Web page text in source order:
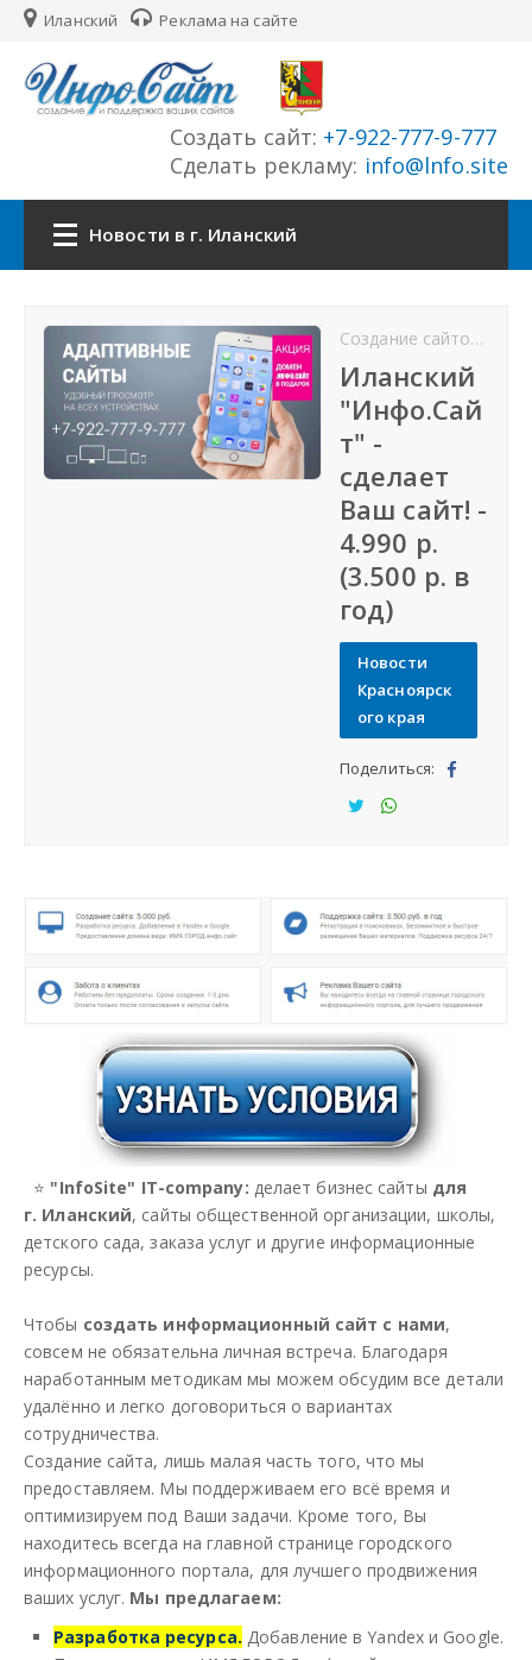
Иланский Реклама на сайте
Создать сайт: +7-922-777-9-777
Сделать рекламу: info@lnfo.site
Новости в г. Иланский
Новости г. Иланский
Сайты города
Создание сайтов в Иланский
Иланский
"Инфо.Сай
т" -
сделает
Ваш сайт! -
4.990 р.
(3.500 р. в
год)
Новости
Красноярск
ого края
Поделиться:
я
я
⭐ "InfoSite" IT-company: делает бизнес сайты для
г. Иланский, сайты общественной организации, школы,
детского сада, заказа услуг и другие информационные
ресурсы.
Чтобы создать информационный сайт с нами,
совсем не обязательна личная встреча. Благодаря
наработанным методикам мы можем обсудим все детали
удалённо и легко договориться о вариантах
сотрудничества.
Создание сайта, лишь малая часть того, что мы
предоставляем. Мы поддерживаем его всё время и
оптимизируем под Ваши задачи. Кроме того, Вы
находитесь всегда на главной странице городского
информационного портала, для лучшего продвижения
ваших услуг. Мы предлагаем:
Разработка ресурса. Добавление в Yandex и Google.